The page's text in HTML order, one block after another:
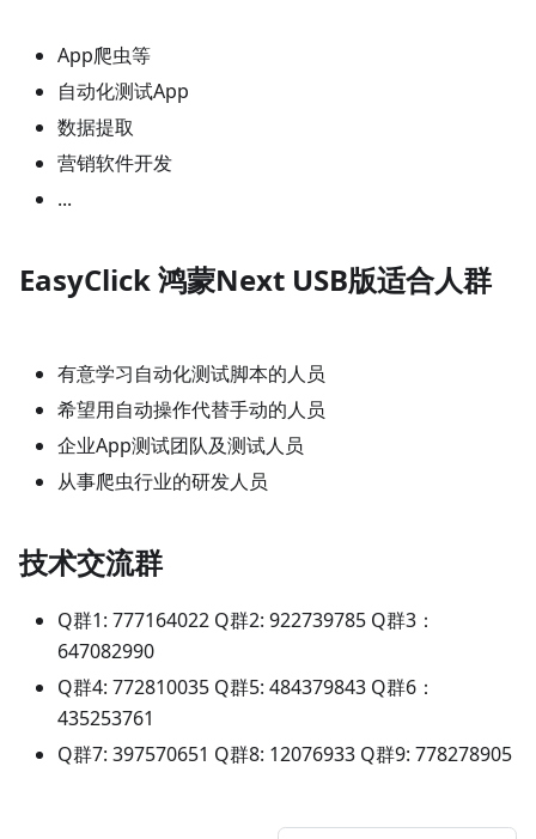
App爬虫等
自动化测试App
数据提取
营销软件开发
...
EasyClick 鸿蒙Next USB版适合人群
有意学习自动化测试脚本的人员
希望用自动操作代替手动的人员
企业App测试团队及测试人员
从事爬虫行业的研发人员
技术交流群
Q群1: 777164022 Q群2: 922739785 Q群3：
647082990
Q群4: 772810035 Q群5: 484379843 Q群6：
435253761
Q群7: 397570651 Q群8: 12076933 Q群9: 778278905